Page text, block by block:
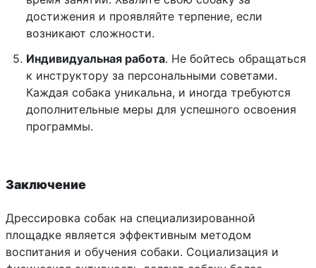
достижения и проявляйте терпение, если
возникают сложности.
Индивидуальная работа. Не бойтесь обращаться
к инструктору за персональными советами.
Каждая собака уникальна, и иногда требуются
дополнительные меры для успешного освоения
программы.
Заключение
Дрессировка собак на специализированной
площадке является эффективным методом
воспитания и обучения собаки. Социализация и